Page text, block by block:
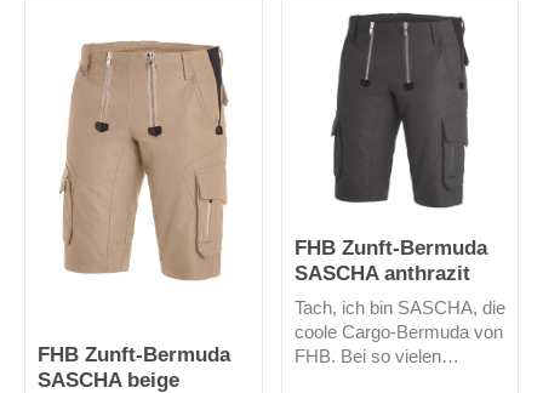
Cordura® sowie eine
Smartphonetasche aus
Cordura®
Oberschenkelbereich
durch Cordura-Strech-
Material. Ich bin
körperbetont geschnitten,
besitze elastische 3D-
Frinlock-Einsätze für eine
Komfort-Passform,
Taschenbereich (Stift-,
Messer- und Zollstock)
mit Reißverschluss
verschließbarer
Handytasche und
dehnbare Volumentasche
mit herausnehmbarem
Magnetkopf sind meine
FHB Zunft-Bermuda
SASCHA beige
FHB Zunft-Bermuda
SASCHA anthrazit
Tach, ich bin SASCHA, die
coole Cargo-Bermuda von
FHB. Bei so vielen